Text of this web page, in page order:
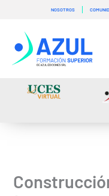
contenido
NOSOTROS